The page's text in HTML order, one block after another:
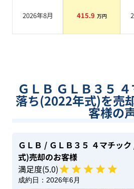
2026年8月 415.9 万円
ＧＬＢ ＧＬＢ３５
落ち(2022年式)を売
客様の
ＧＬＢ / ＧＬＢ３５ ４マチック
式)売却のお客様
満足度(5.0)
成約日： 2026年6月